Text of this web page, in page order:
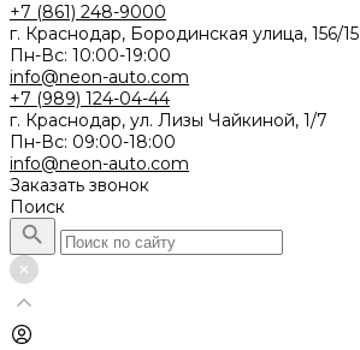
+7 (861) 248-9000
г. Краснодар, Бородинская улица, 156/15
Пн-Вс: 10:00-19:00
info@neon-auto.com
+7 (989) 124-04-44
г. Краснодар, ул. Лизы Чайкиной, 1/7
Пн-Вс: 09:00-18:00
info@neon-auto.com
Заказать звонок
Поиск